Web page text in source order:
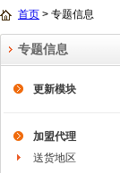
首页 > 专题信息
专题信息
更新模块
加盟代理
送货地区